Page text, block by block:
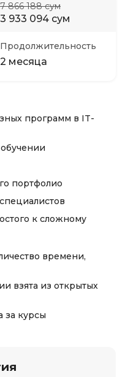
7 866 188 сум
3 933 094 сум
Продолжительность
2 месяца
программ в IT-
портфолио
к сложному
времени,
взята из открытых
за курсы